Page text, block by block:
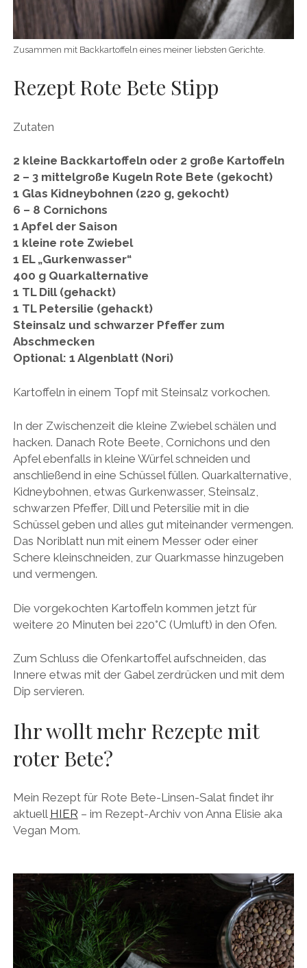
Zusammen mit Backkartoffeln eines meiner liebsten Gerichte.
Rezept Rote Bete Stipp
Zutaten
2 kleine Backkartoffeln oder 2 große Kartoffeln
2 – 3 mittelgroße Kugeln Rote Bete (gekocht)
1 Glas Kidneybohnen (220 g, gekocht)
6 – 8 Cornichons
1 Apfel der Saison
1 kleine rote Zwiebel
1 EL „Gurkenwasser“
400 g Quarkalternative
1 TL Dill (gehackt)
1 TL Petersilie (gehackt)
Steinsalz und schwarzer Pfeffer zum
Abschmecken
Optional: 1 Algenblatt (Nori)
Kartoffeln in einem Topf mit Steinsalz vorkochen.
In der Zwischenzeit die kleine Zwiebel schälen und
hacken. Danach Rote Beete, Cornichons und den
Apfel ebenfalls in kleine Würfel schneiden und
anschließend in eine Schüssel füllen. Quarkalternative,
Kidneybohnen, etwas Gurkenwasser, Steinsalz,
schwarzen Pfeffer, Dill und Petersilie mit in die
Schüssel geben und alles gut miteinander vermengen.
Das Noriblatt nun mit einem Messer oder einer
Schere kleinschneiden, zur Quarkmasse hinzugeben
und vermengen.
Die vorgekochten Kartoffeln kommen jetzt für
weitere 20 Minuten bei 220°C (Umluft) in den Ofen.
Zum Schluss die Ofenkartoffel aufschneiden, das
Innere etwas mit der Gabel zerdrücken und mit dem
Dip servieren.
Ihr wollt mehr Rezepte mit
roter Bete?
Mein Rezept für Rote Bete-Linsen-Salat findet ihr
aktuell HIER – im Rezept-Archiv von Anna Elisie aka
Vegan Mom.